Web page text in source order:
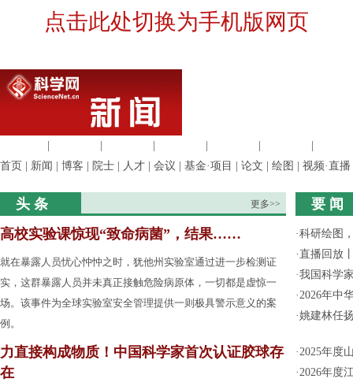
点击此处切换为手机版网页
首页
新闻 博客 院士 人才 会议 基金·项目 论文 绘图 视频·直播
头 条 更多>>
高校实验课惊现“致命病菌”，结果……
就在暴露人员忧心忡忡之时，犹他州实验室通过进一步检测证
实，这群暴露人员并未真正接触危险病原体，一切都是虚惊一
场。该事件为全球实验室安全管理提供一则极具警示意义的案
例。
力直接构成物质！中国科学家首次认证胶球存
在
要 闻
·科研绘图
·直播回放
·我国科学
·2026年中
·姚建林任
·2025年度
·2026年度